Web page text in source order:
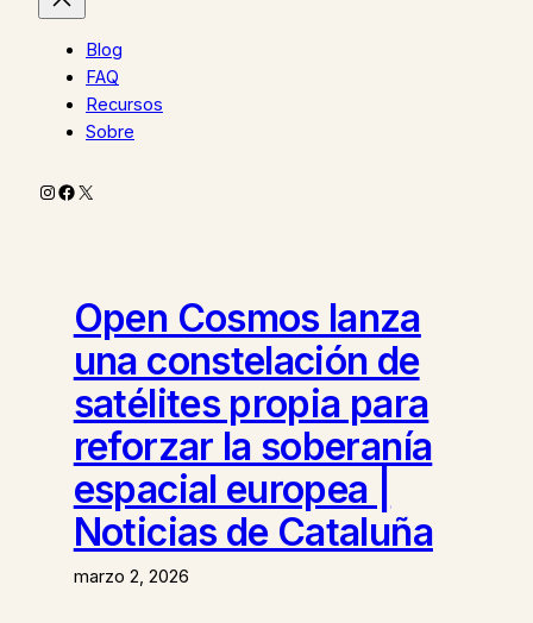
Blog
FAQ
Recursos
Sobre
Instagram
Facebook
X
Open Cosmos lanza
una constelación de
satélites propia para
reforzar la soberanía
espacial europea |
Noticias de Cataluña
marzo 2, 2026